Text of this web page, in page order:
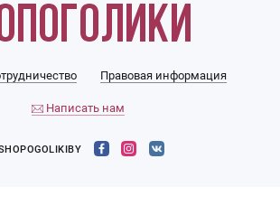
Правовая информация
Написать нам